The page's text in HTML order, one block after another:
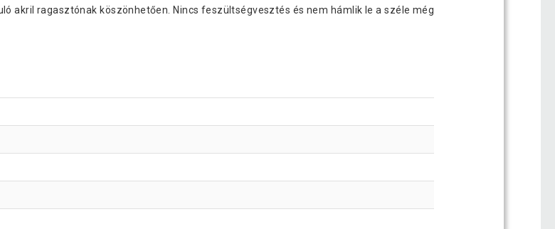
Gorilla Sports Kineziológiai tapasz 2,5 cm x 5cm kék
akril ragasztónak köszönhetően. Nincs feszültségvesztés és nem hámlik le a széle még